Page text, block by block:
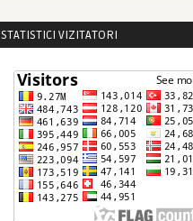
STATISTICI VIZITATORI